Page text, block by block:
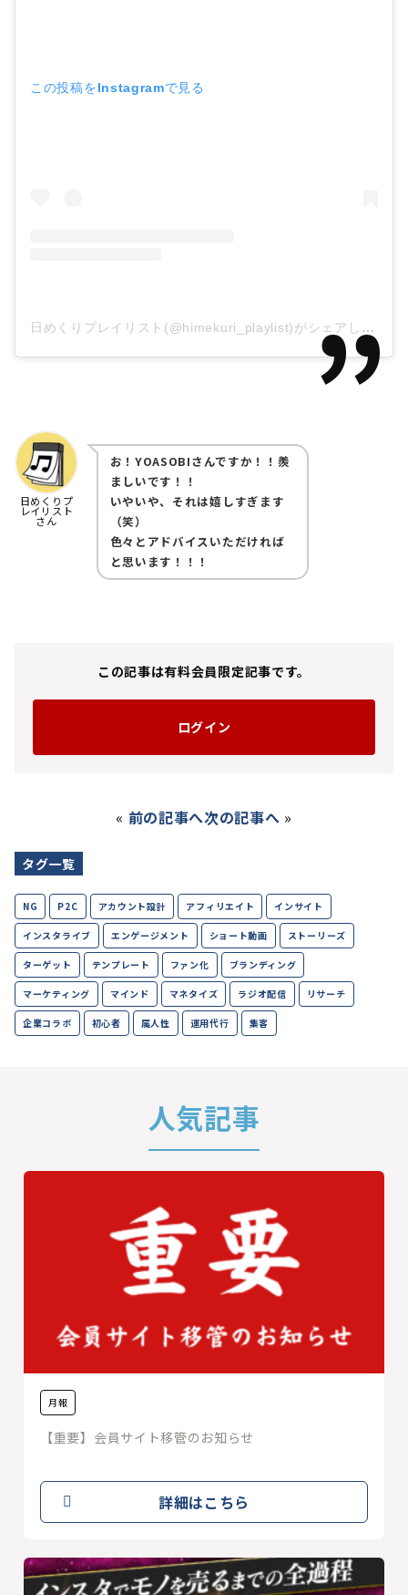
この投稿をInstagramで見る
日めくりプレイリスト(@himekuri_playlist)がシェアした投稿
日めくりプ
レイリスト
さん
お！YOASOBIさんですか！！羨
ましいです！！
いやいや、それは嬉しすぎます
（笑）
色々とアドバイスいただければ
と思います！！！
この記事は有料会員限定記事です。
ログイン
« 前の記事へ次の記事へ »
タグ一覧
NG P2C アカウント設計 アフィリエイト インサイト
インスタライブ エンゲージメント ショート動画 ストーリーズ
ターゲット テンプレート ファン化 ブランディング
マーケティング マインド マネタイズ ラジオ配信 リサーチ
企業コラボ 初心者 属人性 運用代行 集客
人気記事
月報
【重要】会員サイト移管のお知らせ
詳細はこちら